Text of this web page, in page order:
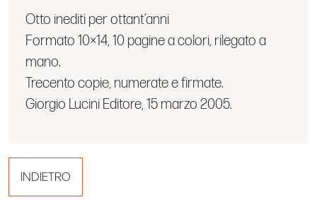
Otto inediti per ottant’anni
Formato 10×14, 10 pagine a colori, rilegato a
mano.
Trecento copie, numerate e firmate.
Giorgio Lucini Editore, 15 marzo 2005.
INDIETRO